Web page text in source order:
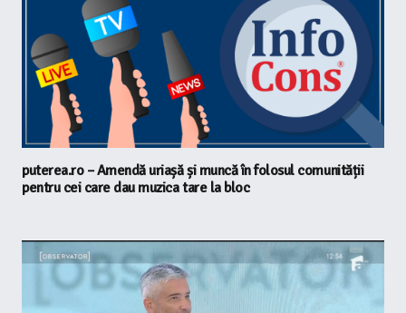
puterea.ro – Amendă uriașă și muncă în folosul comunității
pentru cei care dau muzica tare la bloc